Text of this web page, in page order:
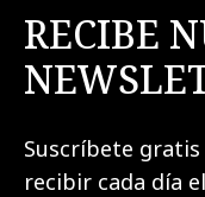
RECIBE
Suscríbete
recibir cada día